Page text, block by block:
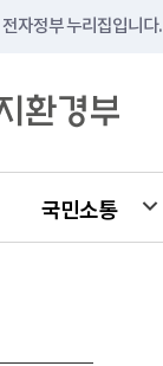
자정부 누리집입니다.
국민소통